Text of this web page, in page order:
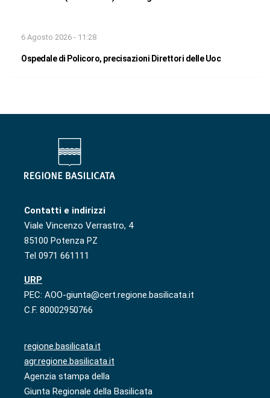
6 Agosto 2026 - 11:28
Ospedale di Policoro, precisazioni Direttori delle Uoc
Contatti e indirizzi
Viale Vincenzo Verrastro, 4
85100 Potenza PZ
Tel 0971 661111
URP
PEC: AOO-giunta@cert.regione.basilicata.it
C.F. 80002950766
regione.basilicata.it
agr.regione.basilicata.it
Agenzia stampa della
Giunta Regionale della Basilicata